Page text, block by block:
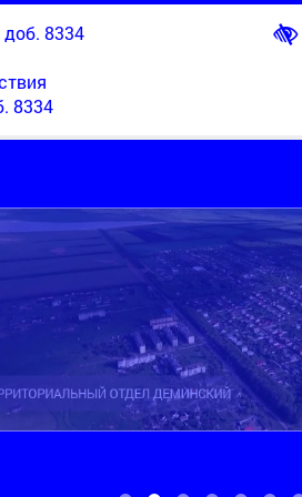
8334
8334
ОТДЕЛ НОВОМАРЬЕВСКИЙ